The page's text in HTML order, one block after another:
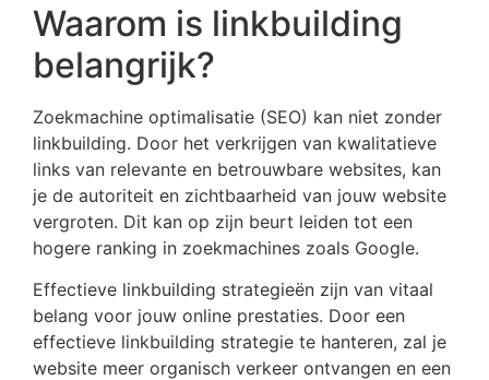
Waarom is linkbuilding
belangrijk?
Zoekmachine optimalisatie (SEO) kan niet zonder
linkbuilding. Door het verkrijgen van kwalitatieve
links van relevante en betrouwbare websites, kan
je de autoriteit en zichtbaarheid van jouw website
vergroten. Dit kan op zijn beurt leiden tot een
hogere ranking in zoekmachines zoals Google.
Effectieve linkbuilding strategieën zijn van vitaal
belang voor jouw online prestaties. Door een
effectieve linkbuilding strategie te hanteren, zal je
website meer organisch verkeer ontvangen en een